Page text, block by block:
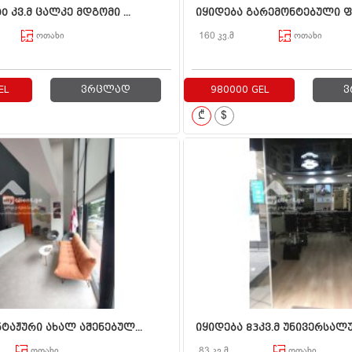
კვ.მ ცალკე მდგომი ...
ოთახი
ვრცლად
იყიდება გარემონტებული
160 კვ.მ ოთახი
980000 GEL
₾ $
ახალ აშენებულ... იყიდება 83კვ.მ